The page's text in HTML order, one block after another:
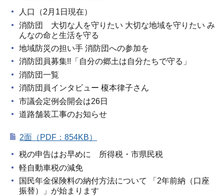
人口（2月1日現在）
消防団 大切な人を守りたい 大切な地域を守りたい み
んなの命と生活を守る
地域防災の担い手 消防団への参加を
消防団員募集!!「自分の郷土は自分たちで守る」
消防団一覧
消防団員インタビュー 榎本律子さん
市議会定例会開会は26日
道路舗装工事のお知らせ
2面（PDF：854KB）
税の申告はお早めに 所得税・市県民税
軽自動車税の減免
国民年金保険料の納付方法について 「2年前納（口座
振替）」が始まります